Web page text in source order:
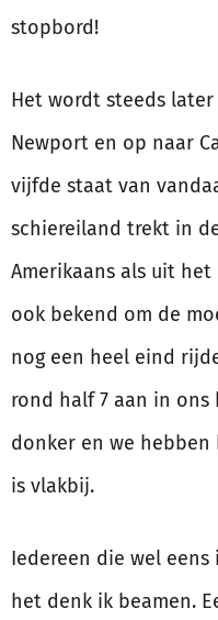
stopbord!
Het wordt steeds
Newport en op naar
vijfde staat van
schiereiland trekt in
Amerikaans als uit
ook bekend om de
nog een heel eind
rond half 7 aan in ons
donker en we hebben
is vlakbij.
Iedereen die wel eens
het denk ik beamen.